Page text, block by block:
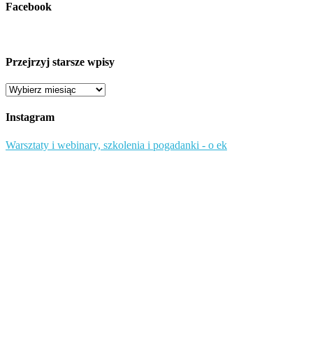
Facebook
Przejrzyj starsze wpisy
Przejrzyj
wpisy
Instagram
Warsztaty i webinary, szkolenia i pogadanki - o ek